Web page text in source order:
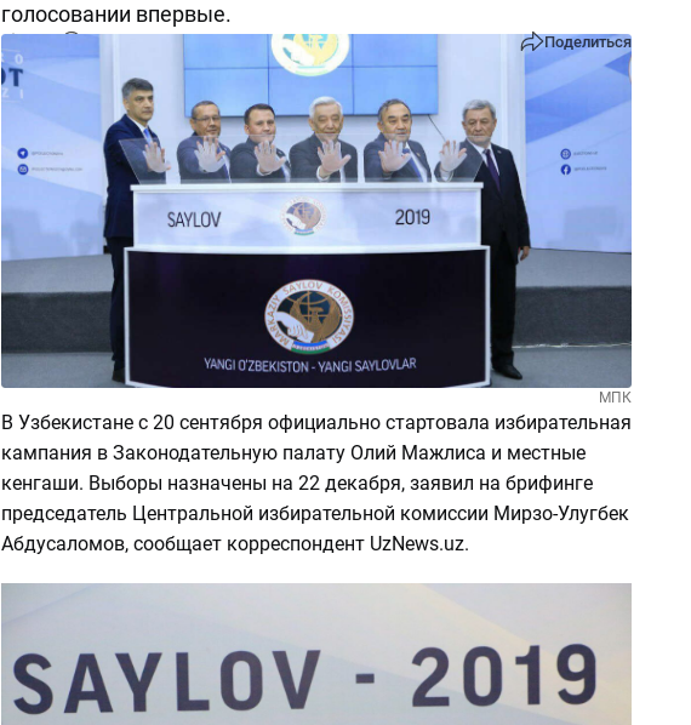
голосовании впервые.
Поделиться
МПК
В Узбекистане с 20 сентября официально стартовала избирательная
кампания в Законодательную палату Олий Мажлиса и местные
кенгаши. Выборы назначены на 22 декабря, заявил на брифинге
председатель Центральной избирательной комиссии Мирзо-Улугбек
Абдусаломов, сообщает корреспондент UzNews.uz.